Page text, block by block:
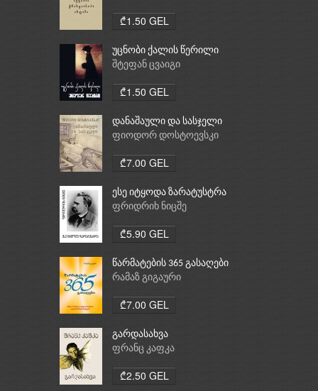
₾1.50 GEL
უცნობი ქალის წერილი
შტეფან ცვაიგი
₾1.50 GEL
დანაშაული და სასჯელი
ფიოდორ დოსტოევსკი
₾7.00 GEL
ესე იტყოდა ზარატუსტრა
ფრიდრიხ ნიცშე
₾5.90 GEL
წარმატების 365 გასაღები
რამაზ გიგაური
₾7.00 GEL
გარდასახვა
ფრანც კაფკა
₾2.50 GEL